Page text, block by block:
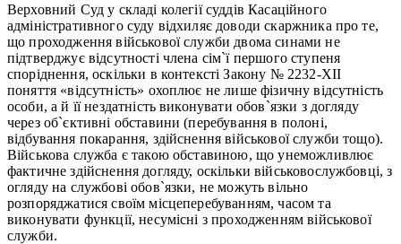
Верховний Суд у складі колегії суддів Касаційного
адміністративного суду відхиляє доводи скаржника про те,
що проходження військової служби двома синами не
підтверджує відсутності члена сім`ї першого ступеня
споріднення, оскільки в контексті Закону № 2232-XII
поняття «відсутність» охоплює не лише фізичну відсутність
особи, а й її нездатність виконувати обов`язки з догляду
через об`єктивні обставини (перебування в полоні,
відбування покарання, здійснення військової служби тощо).
Військова служба є такою обставиною, що унеможливлює
фактичне здійснення догляду, оскільки військовослужбовці, з
огляду на службові обов`язки, не можуть вільно
розпоряджатися своїм місцеперебуванням, часом та
виконувати функції, несумісні з проходженням військової
служби.